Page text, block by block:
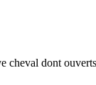
dont